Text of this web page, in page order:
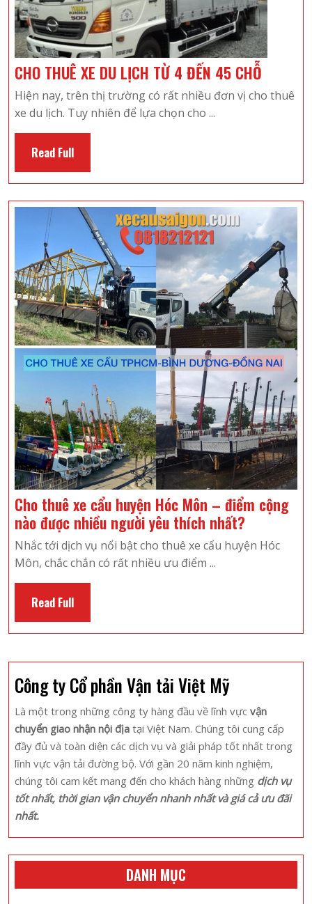
CHO THUÊ XE DU LỊCH TỪ 4 ĐẾN 45 CHỖ
THUÊ
4
ĐẾN
45
CHỖ
Hiện nay, trên thị trường có rất nhiều đơn vị cho thuê
xe du lịch. Tuy nhiên để lựa chọn cho ...
Read FullRead
Full
Cho thuê xe cẩu huyện Hóc Môn – điểm cộng
nào được nhiều người yêu thích nhất?
thuê
xe
Môn
điểm
nào
được
nhiều
người
yêu
thích
Nhắc tới dịch vụ nổi bật cho thuê xe cẩu huyện Hóc
Môn, chắc chắn có rất nhiều ưu điểm ...
Read FullRead
Full
Công ty Cổ phần Vận tải Việt Mỹ
Là một trong những công ty hàng đầu về lĩnh vực vận
chuyển giao nhận nội địa tại Việt Nam. Chúng tôi cung cấp
đầy đủ và toàn diện các dịch vụ và giải pháp tốt nhất trong
lĩnh vực vận tải đường bộ. Với gần 20 năm kinh nghiệm,
chúng tôi cam kết mang đến cho khách hàng những dịch vụ
tốt nhất, thời gian vận chuyển nhanh nhất và giá cả ưu đãi
nhất.
DANH MỤC